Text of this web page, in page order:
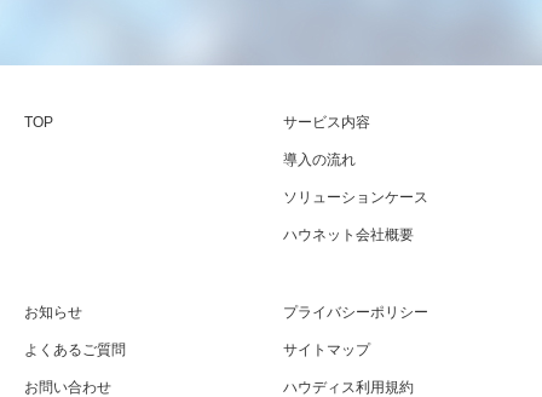
TOP サービス内容
導入の流れ
ソリューションケース
ハウネット会社概要
お知らせ
よくあるご質問
お問い合わせ
プライバシーポリシー
サイトマップ
ハウディス利用規約